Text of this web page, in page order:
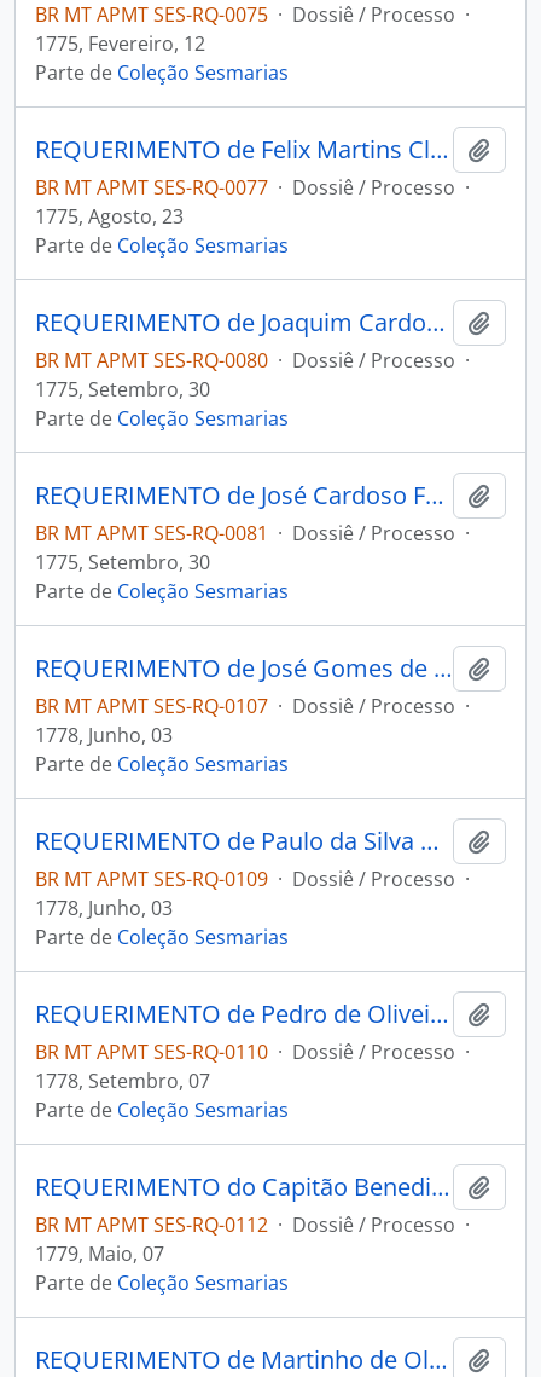
BR MT APMT SES-RQ-0075 · Dossiê / Processo ·
1775, Fevereiro, 12
Parte de Coleção Sesmarias
REQUERIMENTO de Felix Martins Claro ao Governador e Capitão-General da Capitania de Mato Grosso Luiz de Albuquerque de Melo Pereira e Cáceres.
BR MT APMT SES-RQ-0077 · Dossiê / Processo ·
1775, Agosto, 23
Parte de Coleção Sesmarias
REQUERIMENTO de Joaquim Cardoso Fagundes Lourenço da Silva Fontes ao Governador e Capitão-General da Capitania de Mato Grosso Luiz de Albuquerque de Melo Pereira e Cáceres.
BR MT APMT SES-RQ-0080 · Dossiê / Processo ·
1775, Setembro, 30
Parte de Coleção Sesmarias
REQUERIMENTO de José Cardoso Fagundes ao Governador e Capitão-General da Capitania de Mato Grosso Luiz de Albuquerque de Melo Pereira e Cáceres.
BR MT APMT SES-RQ-0081 · Dossiê / Processo ·
1775, Setembro, 30
Parte de Coleção Sesmarias
REQUERIMENTO de José Gomes de Barros ao Governador e Capitão-General da Capitania de Mato Grosso Luís de Albuquerque de Melo Pereira e Cáceres.
BR MT APMT SES-RQ-0107 · Dossiê / Processo ·
1778, Junho, 03
Parte de Coleção Sesmarias
REQUERIMENTO de Paulo da Silva Coelho ao Governador e Capitão-General da Capitania de Mato Grosso Luís de Albuquerque de Melo Pereira e Cáceres.
BR MT APMT SES-RQ-0109 · Dossiê / Processo ·
1778, Junho, 03
Parte de Coleção Sesmarias
REQUERIMENTO de Pedro de Oliveira ao Governador e Capitão-General da Capitania de Mato Grosso Luís de Albuquerque de Melo Pereira e Cáceres.
BR MT APMT SES-RQ-0110 · Dossiê / Processo ·
1778, Setembro, 07
Parte de Coleção Sesmarias
REQUERIMENTO do Capitão Benedito do Amaral Coutinho ao Governador e Capitão-General da Capitania da Mato Grosso Luís de Albuquerque de Melo Pereira e Cáceres.
BR MT APMT SES-RQ-0112 · Dossiê / Processo ·
1779, Maio, 07
Parte de Coleção Sesmarias
REQUERIMENTO de Martinho de Oliveira Neves ao Governador e Capitão-General da Capitania de Mato Grosso Luís de Albuquerque de Melo Pereira e Cáceres.